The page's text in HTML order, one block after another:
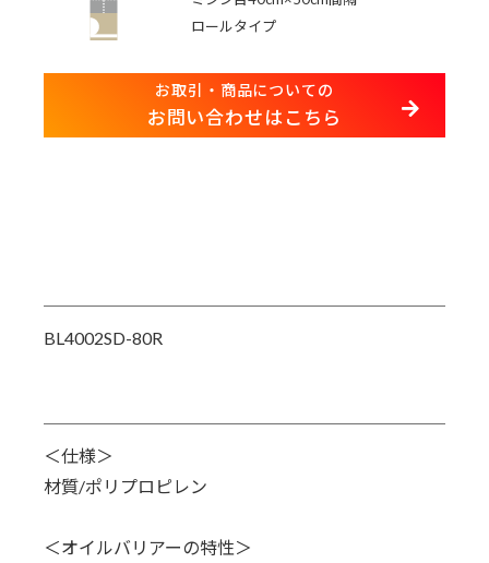
ロールタイプ
お取引・商品についての
お問い合わせはこちら
BL4002SD-80R
＜仕様＞
材質/ポリプロピレン
＜オイルバリアーの特性＞